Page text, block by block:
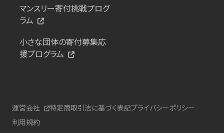
マンスリー寄付挑戦プログ
ラム
小さな団体の寄付募集応
援プログラム
運営会社 特定商取引法に基づく表記プライバシーポリシー
利用規約